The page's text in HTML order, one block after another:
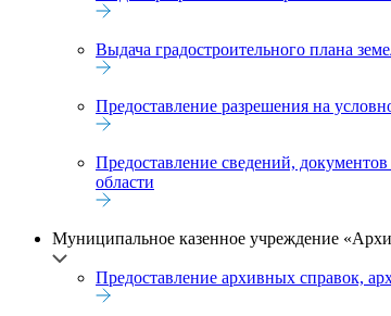
Выдача градостроительного плана
Предоставление разрешения на
Предоставление сведений,
области
Муниципальное казенное учреждение
Предоставление архивных справок,